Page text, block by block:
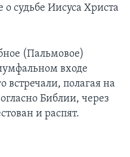
судьбе Иисуса Христа
(Пальмовое)
входе
встречали, полагая на
Библии, через
и распят.